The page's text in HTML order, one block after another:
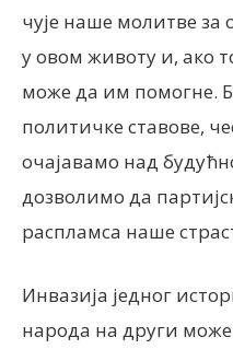
чује наше молитве за
у овом животу и, ако
може да им помогне.
политичке ставове,
очајавамо над
дозволимо да
распламса наше
Инвазија једног
народа на други